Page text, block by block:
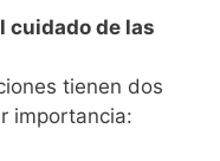
cuidado de las
tienen dos
importancia: